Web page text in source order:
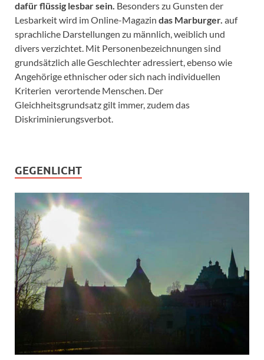
dafür flüssig lesbar sein. Besonders zu Gunsten der
Lesbarkeit wird im Online-Magazin das Marburger. auf
sprachliche Darstellungen zu männlich, weiblich und
divers verzichtet. Mit Personenbezeichnungen sind
grundsätzlich alle Geschlechter adressiert, ebenso wie
Angehörige ethnischer oder sich nach individuellen
Kriterien verortende Menschen. Der
Gleichheitsgrundsatz gilt immer, zudem das
Diskriminierungsverbot.
GEGENLICHT